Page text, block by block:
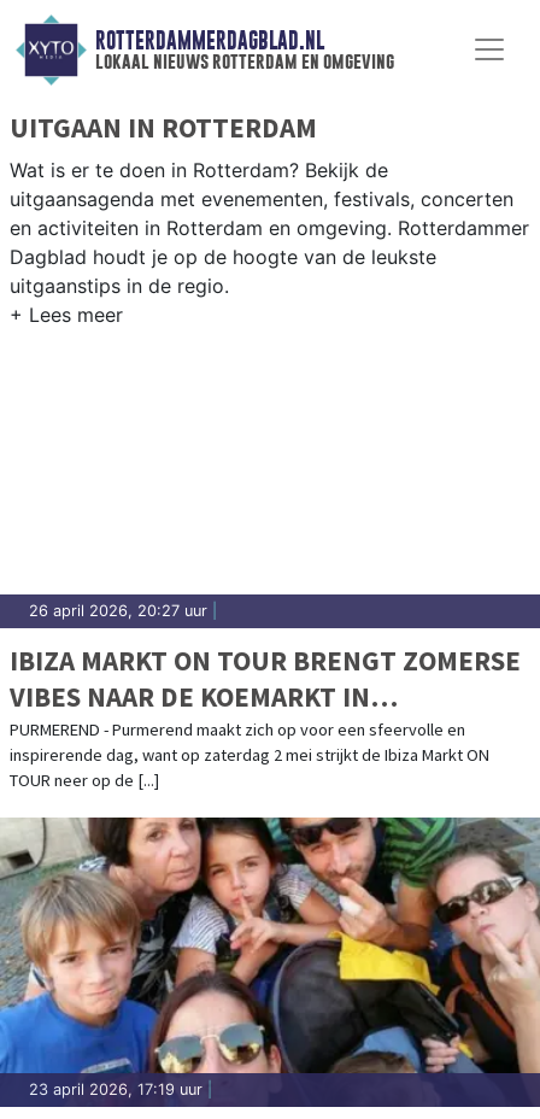
ROTTERDAMMERDAGBLAD.NL
lokaal nieuws rotterdam en omgeving
UITGAAN IN ROTTERDAM
Wat is er te doen in Rotterdam? Bekijk de
uitgaansagenda met evenementen, festivals, concerten
en activiteiten in Rotterdam en omgeving. Rotterdammer
Dagblad houdt je op de hoogte van de leukste
uitgaanstips in de regio.
26 april 2026, 20:27 uur
IBIZA MARKT ON TOUR BRENGT ZOMERSE
VIBES NAAR DE KOEMARKT IN
PURMEREND
PURMEREND - Purmerend maakt zich op voor een sfeervolle en
inspirerende dag, want op zaterdag 2 mei strijkt de Ibiza Markt ON
TOUR neer op de [...]
23 april 2026, 17:19 uur